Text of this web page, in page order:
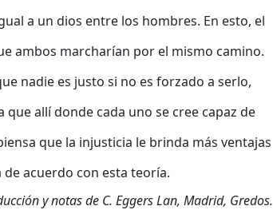
a un dios entre los hombres. En esto, el
ambos marcharían por el mismo camino.
nadie es justo si no es forzado a serlo,
allí donde cada uno se cree capaz de
que la injusticia le brinda más ventajas
acuerdo con esta teoría.
y notas de C. Eggers Lan, Madrid, Gredos.